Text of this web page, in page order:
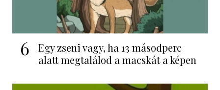
6
Egy zseni vagy, ha 13 másodperc
alatt megtalálod a macskát a képen